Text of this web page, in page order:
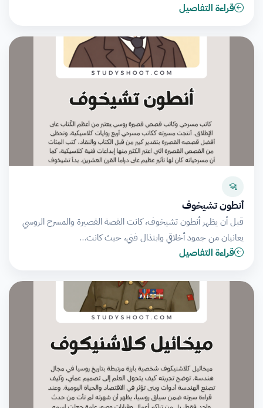
قراءة التفاصيل
أنطون تشيخوف
قبل أن يظهر أنطون تشيخوف، كانت القصة القصيرة والمسرح الروسي
يعانيان من جمود أخلاقي وابتذال فني، حيث كانت…
قراءة التفاصيل